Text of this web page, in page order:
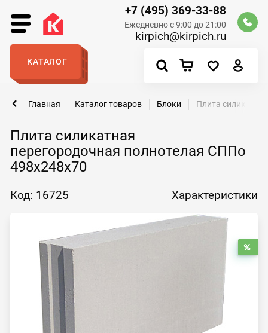
+7 (495) 369-33-88
Ежедневно с 9:00 до 21:00
kirpich@kirpich.ru
КАТАЛОГ
Плита силикатная
перегородочная полнотелая СППо
498х248х70
Главная Каталог товаров Блоки Плита
Код: 16725 Характеристики